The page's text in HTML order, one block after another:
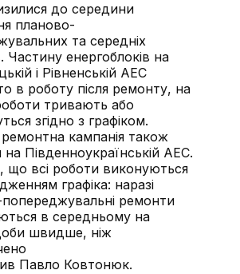
до середини
планово-
та середніх
Частину енергоблоків на
і Рівненській АЕС
в роботу після ремонту, на
тривають або
згідно з графіком.
кампанія також
на Південноукраїнській АЕС.
що всі роботи виконуються
графіка: наразі
ремонти
в середньому на
швидше, ніж
Павло Ковтонюк.